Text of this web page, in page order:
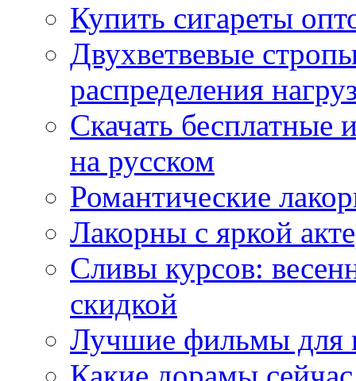
Купить сигареты
Двухветвевые
распределения
Скачать
на русском
Романтические
Лакорны с яркой
Сливы курсов:
скидкой
Лучшие фильмы для